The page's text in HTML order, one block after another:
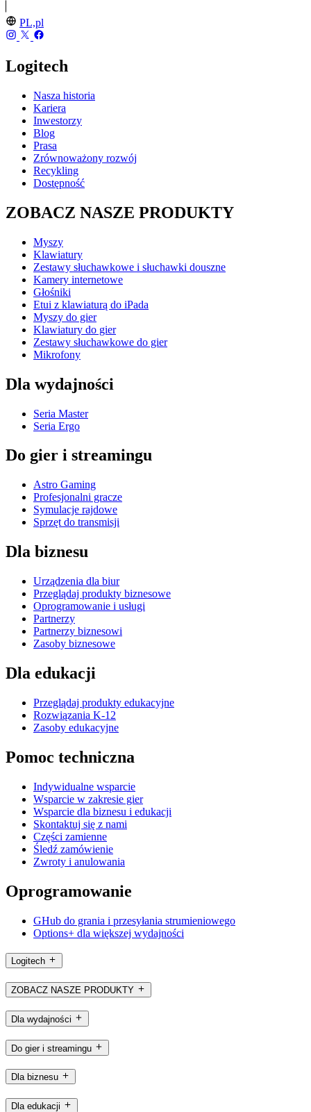
PL,pl
Logitech
Nasza historia
Kariera
Inwestorzy
Blog
Prasa
Zrównoważony rozwój
Recykling
Dostępność
ZOBACZ NASZE PRODUKTY
Myszy
Klawiatury
Zestawy słuchawkowe i słuchawki douszne
Kamery internetowe
Głośniki
Etui z klawiaturą do iPada
Myszy do gier
Klawiatury do gier
Zestawy słuchawkowe do gier
Mikrofony
Dla wydajności
Seria Master
Seria Ergo
Do gier i streamingu
Astro Gaming
Profesjonalni gracze
Symulacje rajdowe
Sprzęt do transmisji
Dla biznesu
Urządzenia dla biur
Przeglądaj produkty biznesowe
Oprogramowanie i usługi
Partnerzy
Partnerzy biznesowi
Zasoby biznesowe
Dla edukacji
Przeglądaj produkty edukacyjne
Rozwiązania K-12
Zasoby edukacyjne
Pomoc techniczna
Indywidualne wsparcie
Wsparcie w zakresie gier
Wsparcie dla biznesu i edukacji
Skontaktuj się z nami
Części zamienne
Śledź zamówienie
Zwroty i anulowania
Oprogramowanie
GHub do grania i przesyłania strumieniowego
Options+ dla większej wydajności
Logitech
ZOBACZ NASZE PRODUKTY
Dla wydajności
Do gier i streamingu
Dla biznesu
Dla edukacji